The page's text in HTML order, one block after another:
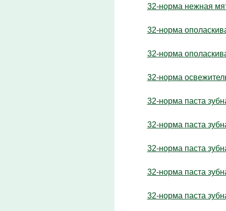
32-норма нежная
32-норма
32-норма
32-норма
32-норма паста
32-норма паста
32-норма паста
32-норма паста
32-норма паста